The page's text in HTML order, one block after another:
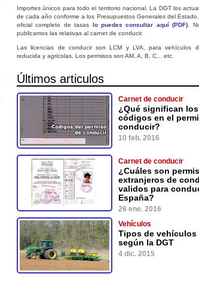
Importes únicos para todo el territorio nacional. La DGT los
de cada año conforme a los Presupuestos Generales del
oficial completo de tasas lo puedes consultar aquí (PDF) .
publicamos las relativas al carnet de conducir.
Las licencias de conducir son LCM y LVA, para vehículos
reducida y agricolas. Los permisos son AM, A, B, C... etc.
Últimos articulos
Carnet de conducir
¿Qué significan los
códigos en el
conducir?
10 feb. 2016
Carnet de conducir
¿Cuáles son
extranjeros de
validos para
España?
26 ene. 2016
Vehículos
Tipos de vehículos
según la DGT
4 dic. 2015